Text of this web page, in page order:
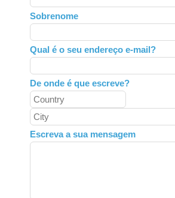
field
blank
Sobrenome
Qual é o seu endereço e-mail?
De onde é que escreve?
Escreva a sua mensagem